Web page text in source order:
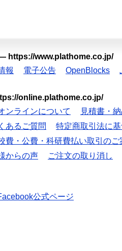
https://www.plathome.co.jp/
報 電子公告 OpenBlocks
online.plathome.co.jp/
ンラインについて
見積書・
あるご質問
特定商取引法に
費・公費・科研費払い取引のご
からの声 ご注文の取り消し
公式ページ